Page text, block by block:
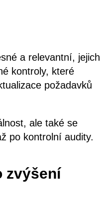
a relevantní, jejich
kontroly, které
požadavků
ale také se
po kontrolní audity.
zvýšení